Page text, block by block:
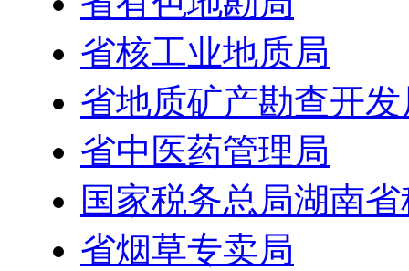
省核工业地质局
省地质矿产勘查开发
省中医药管理局
国家税务总局湖南
省烟草专卖局